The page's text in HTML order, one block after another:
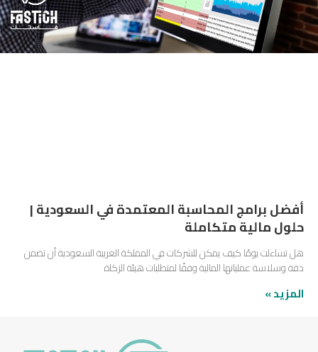
أفضل برامج المحاسبة المعتمدة في السعودية |
حلول مالية متكاملة
هل تساءلت يومًا كيف يمكن للشركات في المملكة العربية السعودية أن تضمن
دقة وسلاسة عملياتها المالية وفقًا لمتطلبات هيئة الزكاة
المزيد »